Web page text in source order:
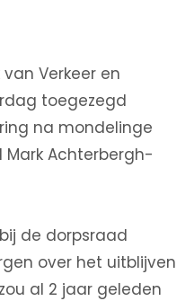
Verkeer en
toegezegd
na mondelinge
Achterbergh-
de dorpsraad
over het uitblijven
al 2 jaar geleden